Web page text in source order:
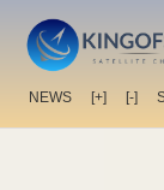
NEWS [+] [-]